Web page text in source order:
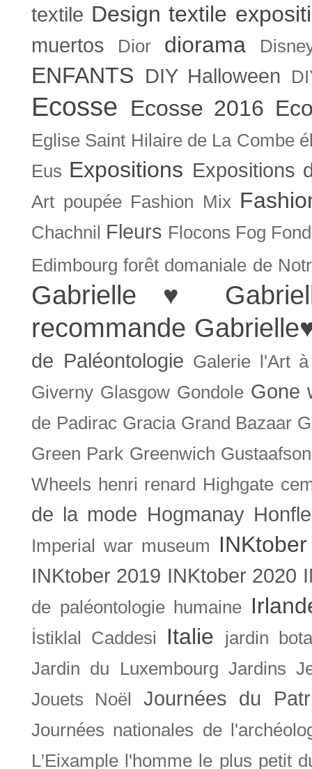
textile Design textile
muertos Dior diorama
ENFANTS DIY Halloween
Ecosse Ecosse 2016
Eglise Saint Hilaire de La Combe
Eus Expositions Expositions
Art poupée Fashion Mix
Chachnil Fleurs Flocons Fog
Edimbourg forêt domaniale de
Gabrielle ♥
recommande
de Paléontologie Galerie l'Art
Giverny Glasgow Gondole Gone
de Padirac Gracia Grand Bazaar
Green Park Greenwich Gustaafson
Wheels henri renard Highgate
de la mode Hogmanay
Imperial war museum INKtober
INKtober 2019 INKtober 2020
de paléontologie humaine
İstiklal Caddesi Italie
jardin
Jardin du Luxembourg Jardins
Jouets Noël
Journées du
Journées nationales de
L'Eixample l'homme le plus petit